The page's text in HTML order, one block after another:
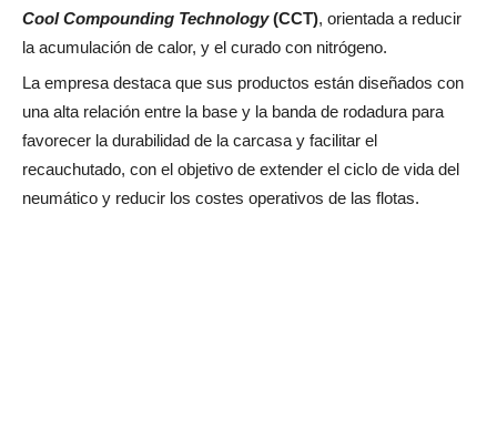
Cool Compounding Technology(CCT), orientada a reducir
la acumulación de calor, y el curado con nitrógeno.
La empresa destaca que sus productos están diseñados con
una alta relación entre la base y la banda de rodadura para
favorecer la durabilidad de la carcasa y facilitar el
recauchutado, con el objetivo de extender el ciclo de vida del
neumático y reducir los costes operativos de las flotas.